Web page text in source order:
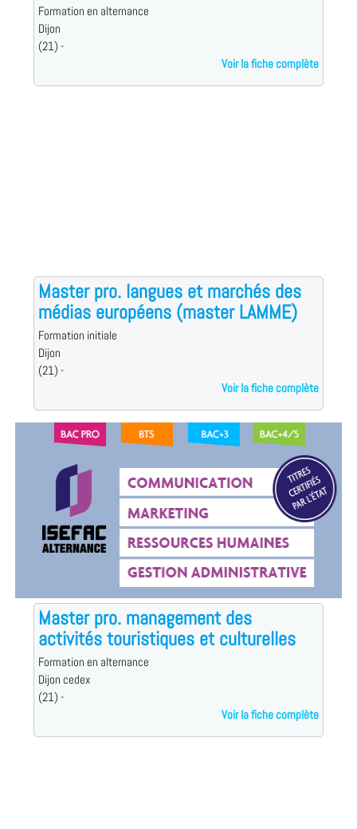
Formation en alternance
Dijon
(21) -
Voir la fiche complète
Master pro. langues et marchés des
médias européens (master LAMME)
Formation initiale
Dijon
(21) -
Voir la fiche complète
Master pro. management des
activités touristiques et culturelles
Formation en alternance
Dijon cedex
(21) -
Voir la fiche complète